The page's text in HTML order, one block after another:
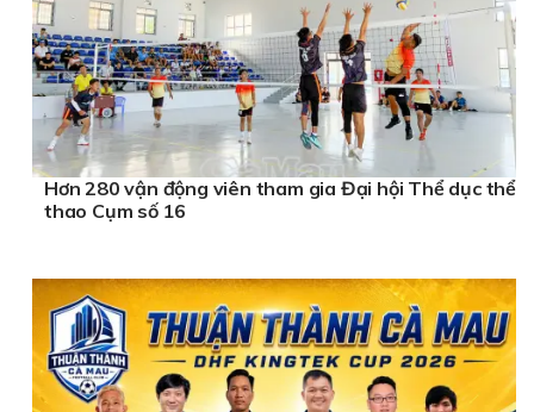
Hơn 280 vận động viên tham gia Đại hội Thể dục thể
thao Cụm số 16